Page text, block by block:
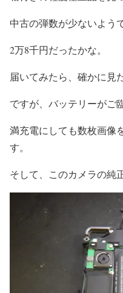
中古の弾数が少ないよう
2万8千円だったかな。
届いてみたら、確かに見
ですが、バッテリーがご
満充電にしても数枚画像
す。
そして、このカメラの純